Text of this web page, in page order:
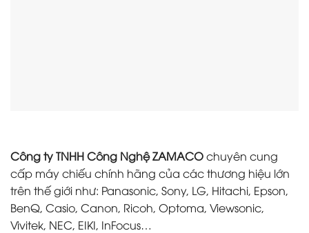
Công ty TNHH Công Nghệ ZAMACOchuyên cung
cấp máy chiếu chính hãng của các thương hiệu lớn
trên thế giới như: Panasonic, Sony, LG, Hitachi, Epson,
BenQ, Casio, Canon, Ricoh, Optoma, Viewsonic,
Vivitek, NEC, EIKI, InFocus…